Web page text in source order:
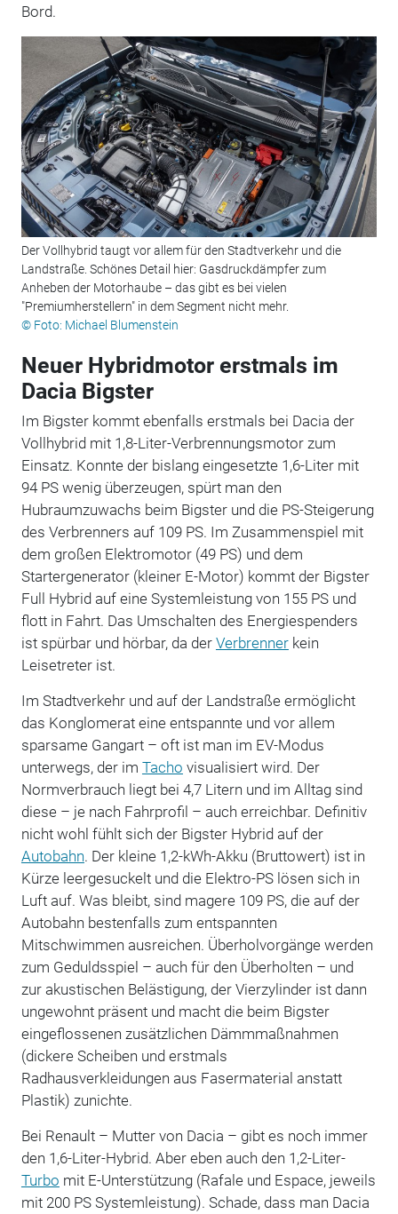
Bord.
Der Vollhybrid taugt vor allem für den Stadtverkehr und die
Landstraße. Schönes Detail hier: Gasdruckdämpfer zum
Anheben der Motorhaube – das gibt es bei vielen
"Premiumherstellern" in dem Segment nicht mehr.
© Foto: Michael Blumenstein
Neuer Hybridmotor erstmals im
Dacia Bigster
Im Bigster kommt ebenfalls erstmals bei Dacia der
Vollhybrid mit 1,8-Liter-Verbrennungsmotor zum
Einsatz. Konnte der bislang eingesetzte 1,6-Liter mit
94 PS wenig überzeugen, spürt man den
Hubraumzuwachs beim Bigster und die PS-Steigerung
des Verbrenners auf 109 PS. Im Zusammenspiel mit
dem großen Elektromotor (49 PS) und dem
Startergenerator (kleiner E-Motor) kommt der Bigster
Full Hybrid auf eine Systemleistung von 155 PS und
flott in Fahrt. Das Umschalten des Energiespenders
ist spürbar und hörbar, da der Verbrennerkein
Leisetreter ist.
Im Stadtverkehr und auf der Landstraße ermöglicht
das Konglomerat eine entspannte und vor allem
sparsame Gangart – oft ist man im EV-Modus
unterwegs, der im Tacho visualisiert wird. Der
Normverbrauch liegt bei 4,7 Litern und im Alltag sind
diese – je nach Fahrprofil – auch erreichbar. Definitiv
nicht wohl fühlt sich der Bigster Hybrid auf der
Autobahn. Der kleine 1,2-kWh-Akku (Bruttowert) ist in
Kürze leergesuckelt und die Elektro-PS lösen sich in
Luft auf. Was bleibt, sind magere 109 PS, die auf der
Autobahn bestenfalls zum entspannten
Mitschwimmen ausreichen. Überholvorgänge werden
zum Geduldsspiel – auch für den Überholten – und
zur akustischen Belästigung, der Vierzylinder ist dann
ungewohnt präsent und macht die beim Bigster
eingeflossenen zusätzlichen Dämmmaßnahmen
(dickere Scheiben und erstmals
Radhausverkleidungen aus Fasermaterial anstatt
Plastik) zunichte.
Bei Renault – Mutter von Dacia – gibt es noch immer
den 1,6-Liter-Hybrid. Aber eben auch den 1,2-Liter-
Turbo mit E-Unterstützung (Rafale und Espace, jeweils
mit 200 PS Systemleistung). Schade, dass man Dacia